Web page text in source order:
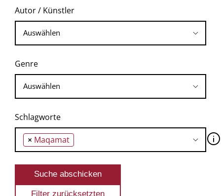
Autor / Künstler
Genre
Schlagworte
× Maqamat 🛈